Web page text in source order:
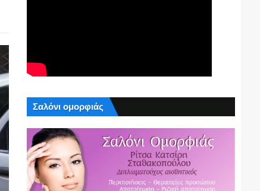
Σαλόνι ομορφιάς